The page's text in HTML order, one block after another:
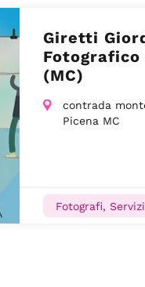
Giretti
Fotografico
(MC)
contrada
Picena MC
Fotografi, Servizi